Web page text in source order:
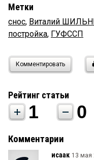
Метки
снос, Виталий
постройка, ГУФССП
Комментировать
Рейтинг статьи
1 0
Комментарии
исаак 13 мая